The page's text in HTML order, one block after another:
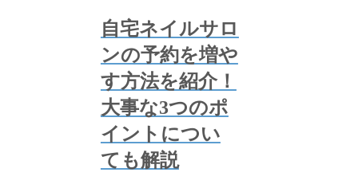
自宅ネイルサロ
ンの予約を増や
す方法を紹介！
大事な3つのポ
イントについ
ても解説